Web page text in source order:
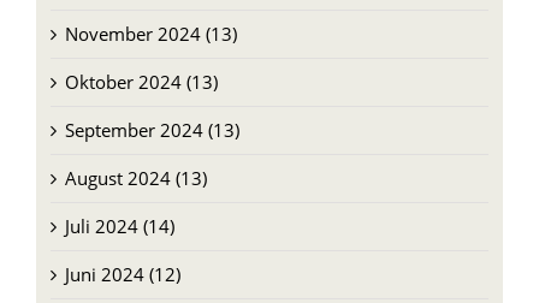
November 2024 (13)
Oktober 2024 (13)
September 2024 (13)
August 2024 (13)
Juli 2024 (14)
Juni 2024 (12)